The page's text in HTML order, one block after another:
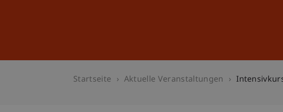
Startseite Aktuelle Veranstaltungen